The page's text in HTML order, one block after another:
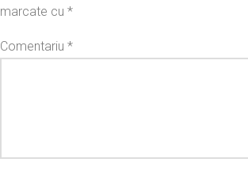
marcate cu *
Comentariu *